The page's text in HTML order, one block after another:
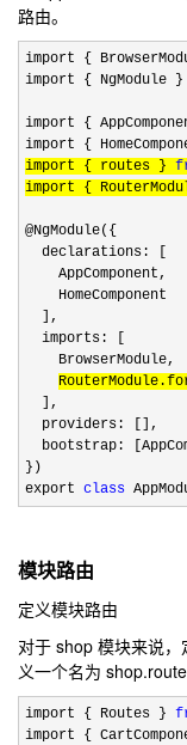
路由。
import {
import { NgModule }
import {
import {
import { routes }
import {
@NgModule({
  declarations: [
    AppComponent,
    HomeComponent
  ],
  imports: [
    BrowserModule,
  ],
  providers: [],
bootstrap:
})
export class
模块路由
定义模块路由
对于 shop 模块来说
义一个名为
import { Routes }
import {